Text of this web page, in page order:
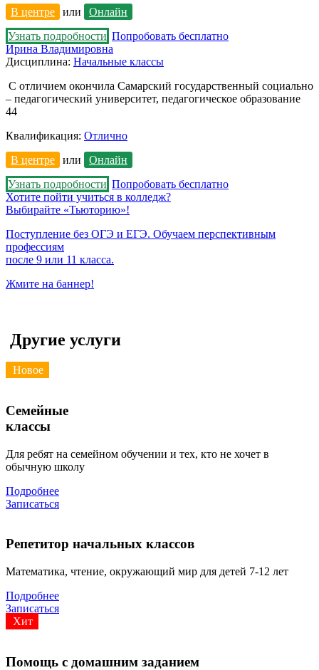
В центре
или
Онлайн
Узнать подробности Попробовать бесплатно
Ирина Владимировна
Дисциплина: Начальные классы
С отличием окончила Самарский государственный социально
– педагогический университет, педагогическое образование
44
Квалификация: Отлично
В центре
или
Онлайн
Узнать подробности Попробовать бесплатно
Хотите пойти учиться в колледж?
Выбирайте «Тьюторию»!
Поступление без ОГЭ и ЕГЭ. Обучаем перспективным
профессиям
после 9 или 11 класса.
Жмите на баннер!
Другие услуги
Новое
Семейные
классы
Для ребят на семейном обучении и тех, кто не хочет в
обычную школу
Подробнее
Записаться
Репетитор начальных классов
Математика, чтение, окружающий мир для детей 7-12 лет
Подробнее
Записаться
Хит
Помощь с домашним заданием